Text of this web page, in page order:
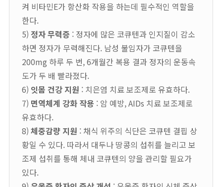
켜 비타민E가 항산화 작용을 하는데 필수적인 역할을
한다.
5) 정자 무력증 : 정자에 많은 코큐텐과 인지질이 감소
하면 정자가 무력해진다. 남성 불임자가 코큐텐을
200mg 하루 두 번, 6개월간 복용 결과 정자의 운동속
도가 두 배 빨라졌다.
6) 잇몸 건강 지원 : 치은염 치료 보조제로 유효하다.
7) 면역체계 강화 작용 : 암 예방, AIDs 치료 보조제로
유효하다.
8) 체중감량 지원 : 채식 위주의 식단은 코큐텐 결핍 상
황일 수 있다. 따라서 대두나 땅콩의 섭취를 늘리고 보
조제 섭취를 통해 체내 코큐텐의 양을 관리할 필요가
있다.